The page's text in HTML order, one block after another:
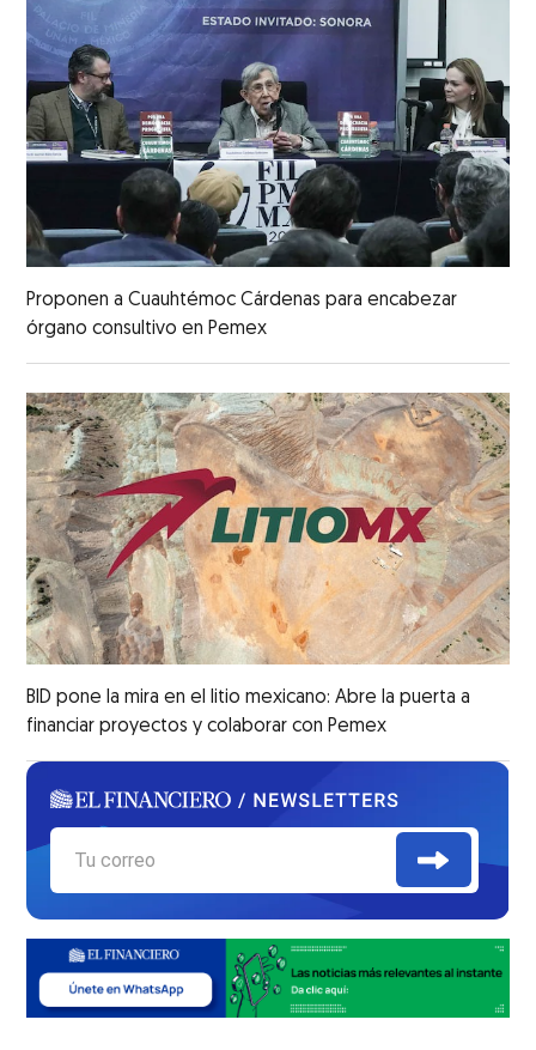
Proponen a Cuauhtémoc Cárdenas para encabezar
órgano consultivo en Pemex
BID pone la mira en el litio mexicano: Abre la puerta a
financiar proyectos y colaborar con Pemex